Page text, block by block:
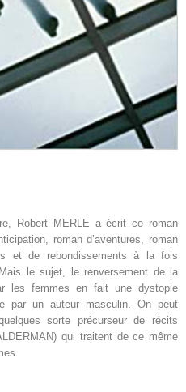
Robert MERLE a écrit ce roman
roman d’aventures, roman
et de rebondissements à la fois
le sujet, le renversement de la
les femmes en fait une dystopie
par un auteur masculin. On peut
sorte précurseur de récits
qui traitent de ce même